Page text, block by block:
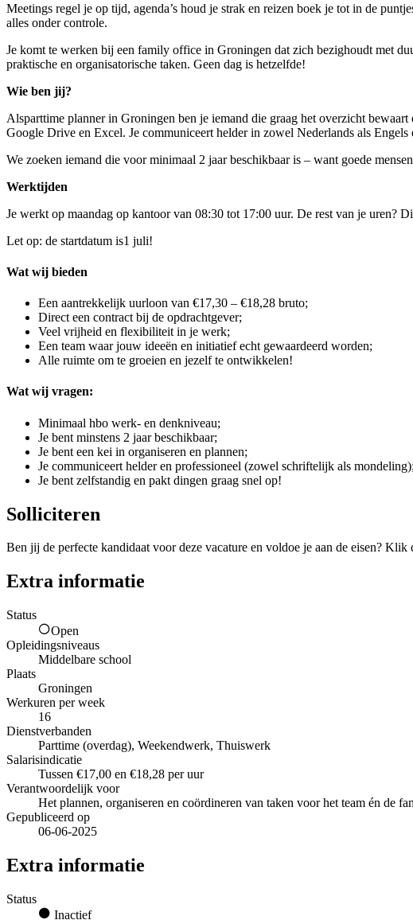
Meetings regel je op tijd, agenda’s houd je strak en reizen boek je tot in de
alles onder controle.
Je komt te werken bij een family office in Groningen dat zich bezighoudt met
praktische en organisatorische taken. Geen dag is hetzelfde!
Wie ben jij?
Alsparttime planner in Groningen ben je iemand die graag het overzicht
Google Drive en Excel. Je communiceert helder in zowel Nederlands als
We zoeken iemand die voor minimaal 2 jaar beschikbaar is – want goede
Werktijden
Je werkt op maandag op kantoor van 08:30 tot 17:00 uur. De rest van je
Let op: de startdatum is1 juli!
Wat wij bieden
Een aantrekkelijk uurloon van €17,30 – €18,28 bruto;
Direct een contract bij de opdrachtgever;
Veel vrijheid en flexibiliteit in je werk;
Een team waar jouw ideeën en initiatief echt gewaardeerd worden;
Alle ruimte om te groeien en jezelf te ontwikkelen!
Wat wij vragen:
Minimaal hbo werk- en denkniveau;
Je bent minstens 2 jaar beschikbaar;
Je bent een kei in organiseren en plannen;
Je communiceert helder en professioneel (zowel schriftelijk als mondeling);
Je bent zelfstandig en pakt dingen graag snel op!
Solliciteren
Ben jij de perfecte kandidaat voor deze vacature en voldoe je aan de eisen?
Extra informatie
Status
Open
Opleidingsniveaus
Middelbare school
Plaats
Groningen
Werkuren per week
16
Dienstverbanden
Parttime (overdag), Weekendwerk, Thuiswerk
Salarisindicatie
Tussen €17,00 en €18,28 per uur
Verantwoordelijk voor
Het plannen, organiseren en coördineren van taken voor het team én de
Gepubliceerd op
06-06-2025
Extra informatie
Status
Inactief